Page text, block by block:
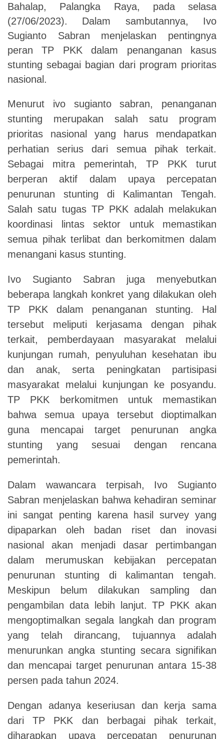
Bahalap, Palangka Raya, pada selasa
(27/06/2023). Dalam sambutannya, Ivo
Sugianto Sabran menjelaskan pentingnya
peran TP PKK dalam penanganan kasus
stunting sebagai bagian dari program prioritas
nasional.
Menurut ivo sugianto sabran, penanganan
stunting merupakan salah satu program
prioritas nasional yang harus mendapatkan
perhatian serius dari semua pihak terkait.
Sebagai mitra pemerintah, TP PKK turut
berperan aktif dalam upaya percepatan
penurunan stunting di Kalimantan Tengah.
Salah satu tugas TP PKK adalah melakukan
koordinasi lintas sektor untuk memastikan
semua pihak terlibat dan berkomitmen dalam
menangani kasus stunting.
Ivo Sugianto Sabran juga menyebutkan
beberapa langkah konkret yang dilakukan oleh
TP PKK dalam penanganan stunting. Hal
tersebut meliputi kerjasama dengan pihak
terkait, pemberdayaan masyarakat melalui
kunjungan rumah, penyuluhan kesehatan ibu
dan anak, serta peningkatan partisipasi
masyarakat melalui kunjungan ke posyandu.
TP PKK berkomitmen untuk memastikan
bahwa semua upaya tersebut dioptimalkan
guna mencapai target penurunan angka
stunting yang sesuai dengan rencana
pemerintah.
Dalam wawancara terpisah, Ivo Sugianto
Sabran menjelaskan bahwa kehadiran seminar
ini sangat penting karena hasil survey yang
dipaparkan oleh badan riset dan inovasi
nasional akan menjadi dasar pertimbangan
dalam merumuskan kebijakan percepatan
penurunan stunting di kalimantan tengah.
Meskipun belum dilakukan sampling dan
pengambilan data lebih lanjut. TP PKK akan
mengoptimalkan segala langkah dan program
yang telah dirancang, tujuannya adalah
menurunkan angka stunting secara signifikan
dan mencapai target penurunan antara 15-38
persen pada tahun 2024.
Dengan adanya keseriusan dan kerja sama
dari TP PKK dan berbagai pihak terkait,
diharapkan upaya percepatan penurunan